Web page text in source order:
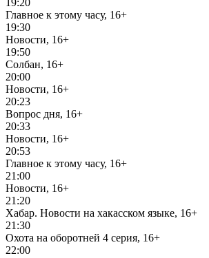
19:20
Главное к этому часу, 16+
19:30
Новости, 16+
19:50
Солбан, 16+
20:00
Новости, 16+
20:23
Вопрос дня, 16+
20:33
Новости, 16+
20:53
Главное к этому часу, 16+
21:00
Новости, 16+
21:20
Хабар. Новости на хакасском языке, 16+
21:30
Охота на оборотней 4 серия, 16+
22:00